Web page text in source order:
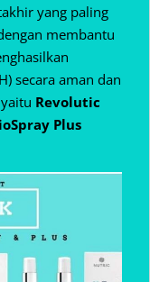
yang paling
membantu
secara aman dan
Revolutic
Plus